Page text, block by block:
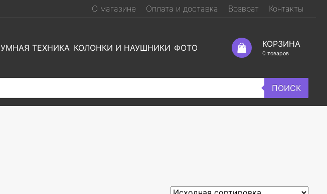
О магазине Оплата и доставка Возврат Контакты
УМНАЯ ТЕХНИКА КОЛОНКИ И НАУШНИКИ ФОТО КОРЗИНА
0 товаров
ПОИСК